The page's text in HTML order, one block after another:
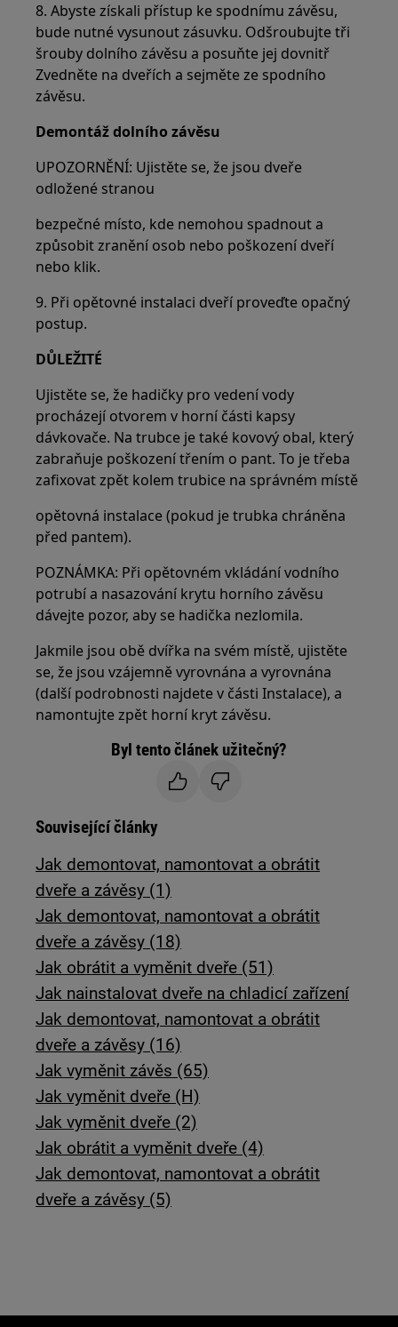
8. Abyste získali přístup ke spodnímu závěsu,
bude nutné vysunout zásuvku. Odšroubujte tři
šrouby dolního závěsu a posuňte jej dovnitř
Zvedněte na dveřích a sejměte ze spodního
závěsu.
Demontáž dolního závěsu
UPOZORNĚNÍ: Ujistěte se, že jsou dveře
odložené stranou
bezpečné místo, kde nemohou spadnout a
způsobit zranění osob nebo poškození dveří
nebo klik.
9. Při opětovné instalaci dveří proveďte opačný
postup.
DŮLEŽITÉ
Ujistěte se, že hadičky pro vedení vody
procházejí otvorem v horní části kapsy
dávkovače. Na trubce je také kovový obal, který
zabraňuje poškození třením o pant. To je třeba
zafixovat zpět kolem trubice na správném místě
opětovná instalace (pokud je trubka chráněna
před pantem).
POZNÁMKA: Při opětovném vkládání vodního
potrubí a nasazování krytu horního závěsu
dávejte pozor, aby se hadička nezlomila.
Jakmile jsou obě dvířka na svém místě, ujistěte
se, že jsou vzájemně vyrovnána a vyrovnána
(další podrobnosti najdete v části Instalace), a
namontujte zpět horní kryt závěsu.
Byl tento článek užitečný?
Související články
Jak demontovat, namontovat a obrátit
dveře a závěsy (1)
Jak demontovat, namontovat a obrátit
dveře a závěsy (18)
Jak obrátit a vyměnit dveře (51)
Jak nainstalovat dveře na chladicí zařízení
Jak demontovat, namontovat a obrátit
dveře a závěsy (16)
Jak vyměnit závěs (65)
Jak vyměnit dveře (H)
Jak vyměnit dveře (2)
Jak obrátit a vyměnit dveře (4)
Jak demontovat, namontovat a obrátit
dveře a závěsy (5)